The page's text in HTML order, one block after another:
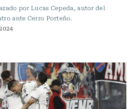
por Lucas Cepeda, autor del
ante Cerro Porteño.